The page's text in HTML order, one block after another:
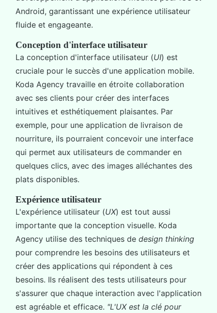
Android, garantissant une expérience utilisateur
fluide et engageante.
Conception d'interface utilisateur
La conception d'interface utilisateur (UI) est
cruciale pour le succès d'une application mobile.
Koda Agency travaille en étroite collaboration
avec ses clients pour créer des interfaces
intuitives et esthétiquement plaisantes. Par
exemple, pour une application de livraison de
nourriture, ils pourraient concevoir une interface
qui permet aux utilisateurs de commander en
quelques clics, avec des images alléchantes des
plats disponibles.
Expérience utilisateur
L'expérience utilisateur (UX) est tout aussi
importante que la conception visuelle. Koda
Agency utilise des techniques de design thinking
pour comprendre les besoins des utilisateurs et
créer des applications qui répondent à ces
besoins. Ils réalisent des tests utilisateurs pour
s'assurer que chaque interaction avec l'application
est agréable et efficace. "L'UX est la clé pour